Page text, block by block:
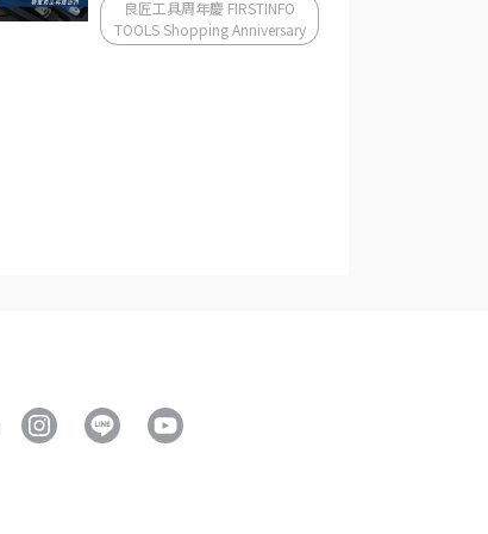
良匠工具周年慶 FIRSTINFO
TOOLS Shopping Anniversary